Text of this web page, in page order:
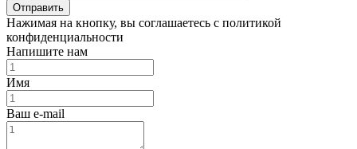
Отправить
Нажимая на кнопку, вы соглашаетесь с политикой
конфиденциальности
Напишите нам
Имя
Ваш e-mail